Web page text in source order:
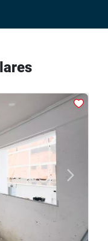
arrow_forward_iosNext